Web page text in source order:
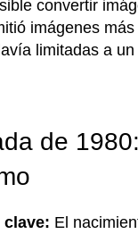
convertir
imágenes
limitadas a
de
clave: El